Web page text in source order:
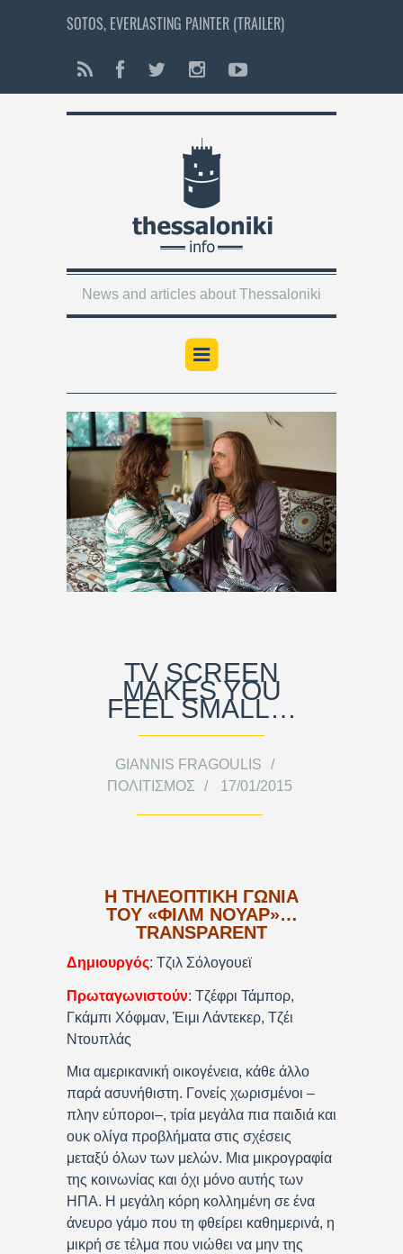
SOTOS, EVERLASTING PAINTER (TRAILER)
News and articles about Thessaloniki
TV SCREEN
MAKES YOU
FEEL SMALL…
GIANNIS FRAGOULIS
ΠΟΛΙΤΙΣΜΌΣ
17/01/2015
Η ΤΗΛΕΟΠΤΙΚΉ ΓΩΝΙΆ
ΤΟΥ «ΦΊΛΜ ΝΟΥΆΡ»…
TRANSPARENT
Δημιουργός: Τζιλ Σόλογουεϊ
Πρωταγωνιστούν: Τζέφρι Τάμπορ,
Γκάμπι Χόφμαν, Έιμι Λάντεκερ, Τζέι
Ντουπλάς
Μια αμερικανική οικογένεια, κάθε άλλο
παρά ασυνήθιστη. Γονείς χωρισμένοι –
πλην εύποροι–, τρία μεγάλα πια παιδιά και
ουκ ολίγα προβλήματα στις σχέσεις
μεταξύ όλων των μελών. Μια μικρογραφία
της κοινωνίας και όχι μόνο αυτής των
ΗΠΑ. Η μεγάλη κόρη κολλημένη σε ένα
άνευρο γάμο που τη φθείρει καθημερινά, η
μικρή σε τέλμα που νιώθει να μην της